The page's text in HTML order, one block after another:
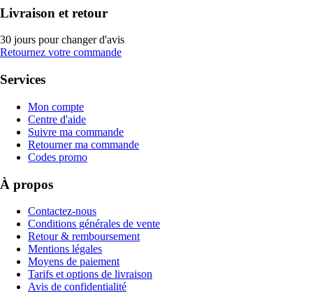
Livraison et retour
30 jours pour changer d'avis
Retournez votre commande
Services
Mon compte
Centre d'aide
Suivre ma commande
Retourner ma commande
Codes promo
À propos
Contactez-nous
Conditions générales de vente
Retour & remboursement
Mentions légales
Moyens de paiement
Tarifs et options de livraison
Avis de confidentialité